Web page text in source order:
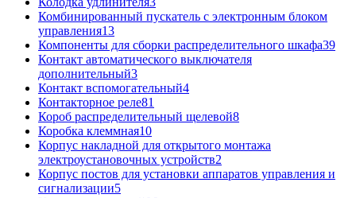
Комбинированный пускатель с электронным блоком
управления13
Компоненты для сборки распределительного шкафа39
Контакт автоматического выключателя
дополнительный3
Контакт вспомогательный4
Контакторное реле81
Короб распределительный щелевой8
Коробка клеммная10
Корпус накладной для открытого монтажа
электроустановочных устройств2
Корпус постов для установки аппаратов управления и
сигнализации5